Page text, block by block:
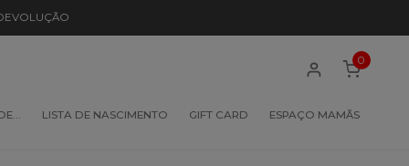
LISTA DE NASCIMENTO GIFT CARD ESPAÇO MAMÃS
0